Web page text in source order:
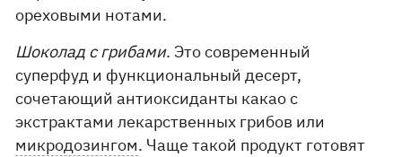
ореховыми нотами.
Шоколад с грибами. Это современный
суперфуд и функциональный десерт,
сочетающий антиоксиданты какао с
экстрактами лекарственных грибов или
микродозингом. Чаще такой продукт готовят